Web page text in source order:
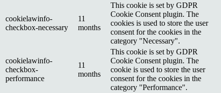
cookielawinfo-
checkbox-necessary
11
months
This cookie is set by GDPR
Cookie Consent plugin. The
cookies is used to store the user
consent for the cookies in the
category "Necessary".
cookielawinfo-
checkbox-
performance
11
months
This cookie is set by GDPR
Cookie Consent plugin. The
cookie is used to store the user
consent for the cookies in the
category "Performance".